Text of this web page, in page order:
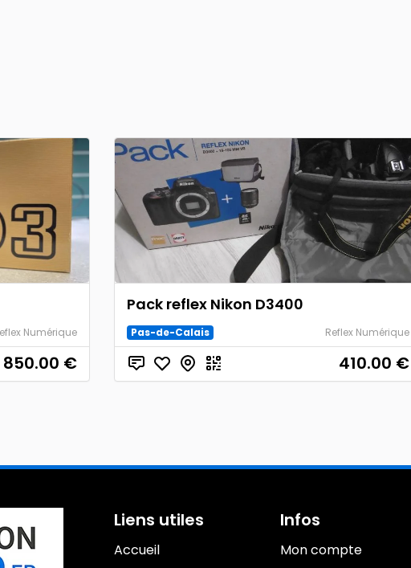
Numérique
850.00 €
Pack reflex Nikon D3400
Pas-de-Calais Reflex Numérique
410.00 €
Liens utiles
Accueil
Infos
Mon compte